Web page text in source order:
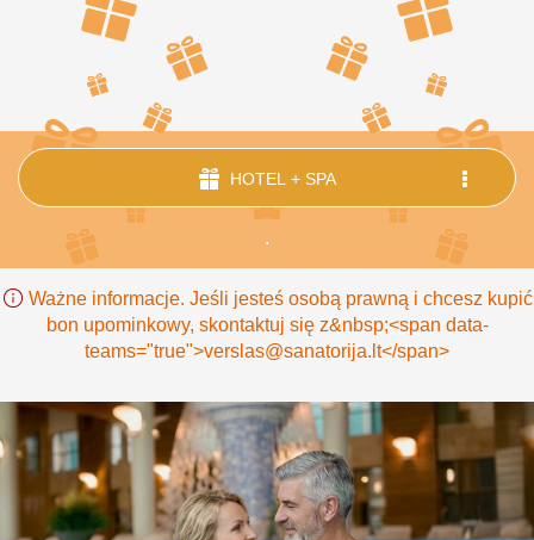
HOTEL + SPA
.
Ważne informacje. Jeśli jesteś osobą prawną i chcesz kupić
bon upominkowy, skontaktuj się z&nbsp;<span data-
teams="true">verslas@sanatorija.lt</span>